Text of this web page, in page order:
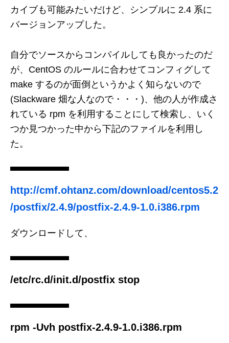
カイブも可能みたいだけど、シンプルに 2.4 系に
バージョンアップした。
自分でソースからコンパイルしても良かったのだ
が、CentOS のルールに合わせてコンフィグして
make するのが面倒というかよく知らないので
(Slackware 畑な人なので・・・)、他の人が作成さ
れている rpm を利用することにして検索し、いく
つか見つかった中から下記のファイルを利用し
た。
http://cmf.ohtanz.com/download/centos5.2
/postfix/2.4.9/postfix-2.4.9-1.0.i386.rpm
ダウンロードして、
/etc/rc.d/init.d/postfix stop
rpm -Uvh postfix-2.4.9-1.0.i386.rpm